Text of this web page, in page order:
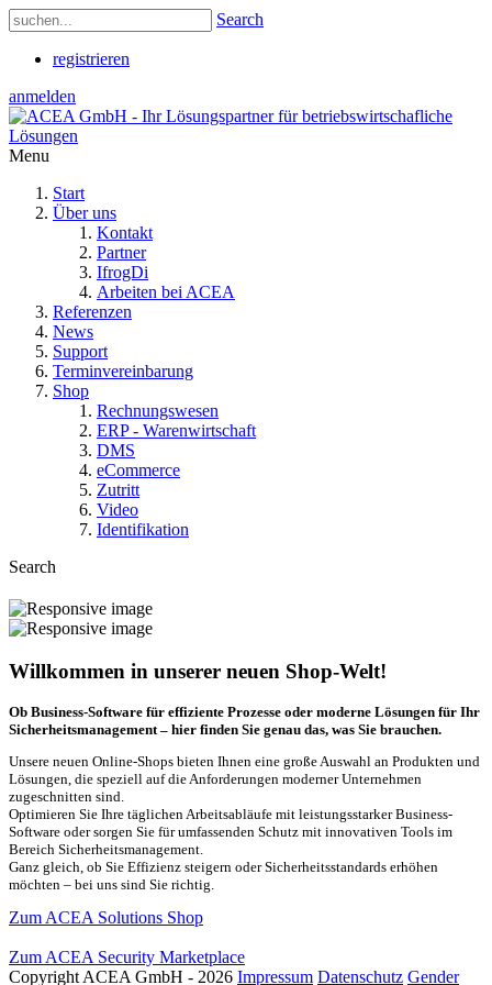
Search
registrieren
anmelden
Menu
Start
Über uns
Kontakt
Partner
IfrogDi
Arbeiten bei ACEA
Referenzen
News
Support
Terminvereinbarung
Shop
Rechnungswesen
ERP - Warenwirtschaft
DMS
eCommerce
Zutritt
Video
Identifikation
Search
Willkommen in unserer neuen Shop-Welt!
Ob Business-Software für effiziente Prozesse oder moderne Lösungen für Ihr
Sicherheitsmanagement – hier finden Sie genau das, was Sie brauchen.
Unsere neuen Online-Shops bieten Ihnen eine große Auswahl an Produkten und
Lösungen, die speziell auf die Anforderungen moderner Unternehmen
zugeschnitten sind.
Optimieren Sie Ihre täglichen Arbeitsabläufe mit leistungsstarker Business-
Software oder sorgen Sie für umfassenden Schutz mit innovativen Tools im
Bereich Sicherheitsmanagement.
Ganz gleich, ob Sie Effizienz steigern oder Sicherheitsstandards erhöhen
möchten – bei uns sind Sie richtig.
Zum ACEA Solutions Shop
Zum ACEA Security Marketplace
Copyright ACEA GmbH - 2026 Impressum Datenschutz Gender